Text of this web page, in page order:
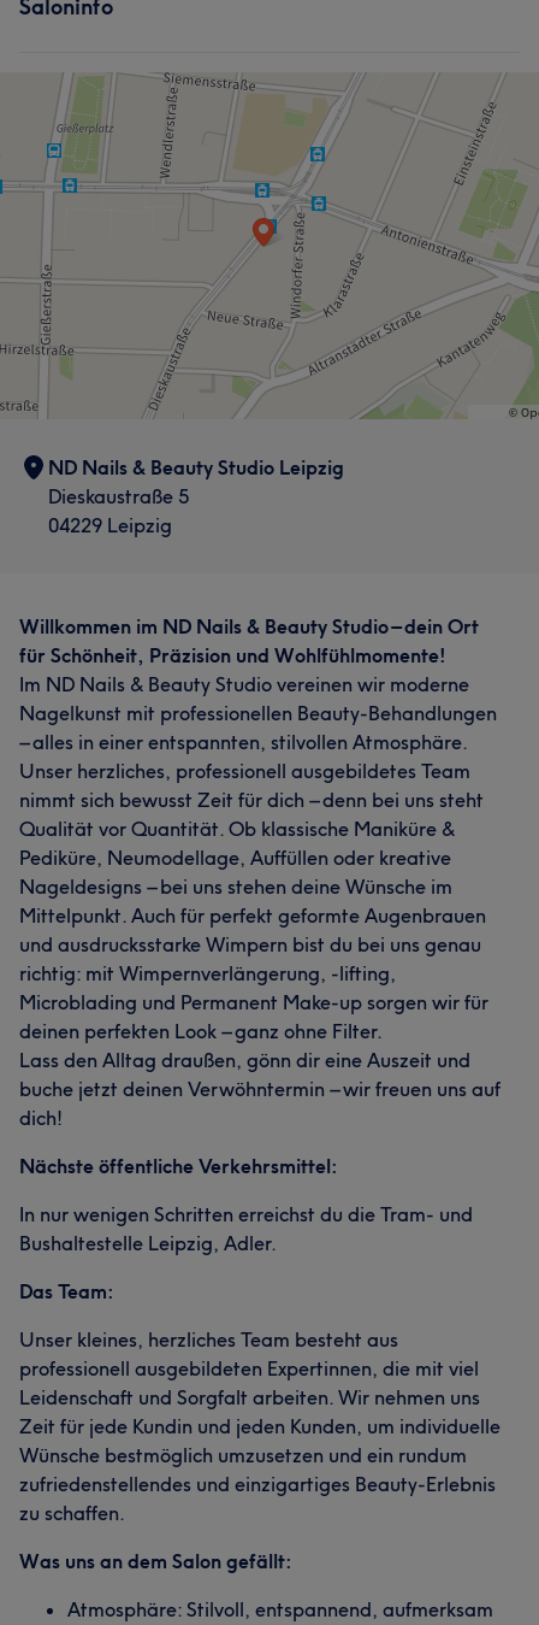
Saloninfo
ND Nails & Beauty Studio Leipzig
Dieskaustraße 5
04229 Leipzig
Willkommen im ND Nails & Beauty Studio – dein Ort
für Schönheit, Präzision und Wohlfühlmomente!
Im ND Nails & Beauty Studio vereinen wir moderne
Nagelkunst mit professionellen Beauty-Behandlungen
– alles in einer entspannten, stilvollen Atmosphäre.
Unser herzliches, professionell ausgebildetes Team
nimmt sich bewusst Zeit für dich – denn bei uns steht
Qualität vor Quantität. Ob klassische Maniküre &
Pediküre, Neumodellage, Auffüllen oder kreative
Nageldesigns – bei uns stehen deine Wünsche im
Mittelpunkt. Auch für perfekt geformte Augenbrauen
und ausdrucksstarke Wimpern bist du bei uns genau
richtig: mit Wimpernverlängerung, -lifting,
Microblading und Permanent Make-up sorgen wir für
deinen perfekten Look – ganz ohne Filter.
Lass den Alltag draußen, gönn dir eine Auszeit und
buche jetzt deinen Verwöhntermin – wir freuen uns auf
dich!
Nächste öffentliche Verkehrsmittel:
In nur wenigen Schritten erreichst du die Tram- und
Bushaltestelle Leipzig, Adler.
Das Team:
Unser kleines, herzliches Team besteht aus
professionell ausgebildeten Expertinnen, die mit viel
Leidenschaft und Sorgfalt arbeiten. Wir nehmen uns
Zeit für jede Kundin und jeden Kunden, um individuelle
Wünsche bestmöglich umzusetzen und ein rundum
zufriedenstellendes und einzigartiges Beauty-Erlebnis
zu schaffen.
Was uns an dem Salon gefällt:
Atmosphäre: Stilvoll, entspannend, aufmerksam